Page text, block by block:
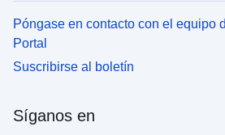
Póngase en contacto con el equipo
Portal
Suscribirse al boletín
Síganos en